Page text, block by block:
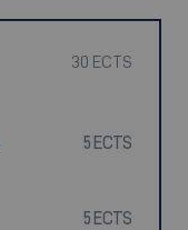
30 ECTS
5 ECTS
5 ECTS